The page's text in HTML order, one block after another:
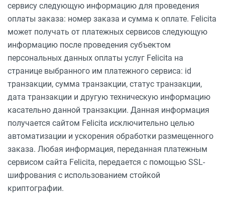
сервису следующую информацию для проведения
оплаты заказа: номер заказа и сумма к оплате. Felicita
может получать от платежных сервисов следующую
информацию после проведения субъектом
персональных данных оплаты услуг Felicita на
странице выбранного им платежного сервиса: id
транзакции, сумма транзакции, статус транзакции,
дата транзакции и другую техническую информацию
касательно данной транзакции. Данная информация
получается сайтом Felicita исключительно целью
автоматизации и ускорения обработки размещенного
заказа. Любая информация, переданная платежным
сервисом сайта Felicita, передается с помощью SSL-
шифрования с использованием стойкой
криптографии.